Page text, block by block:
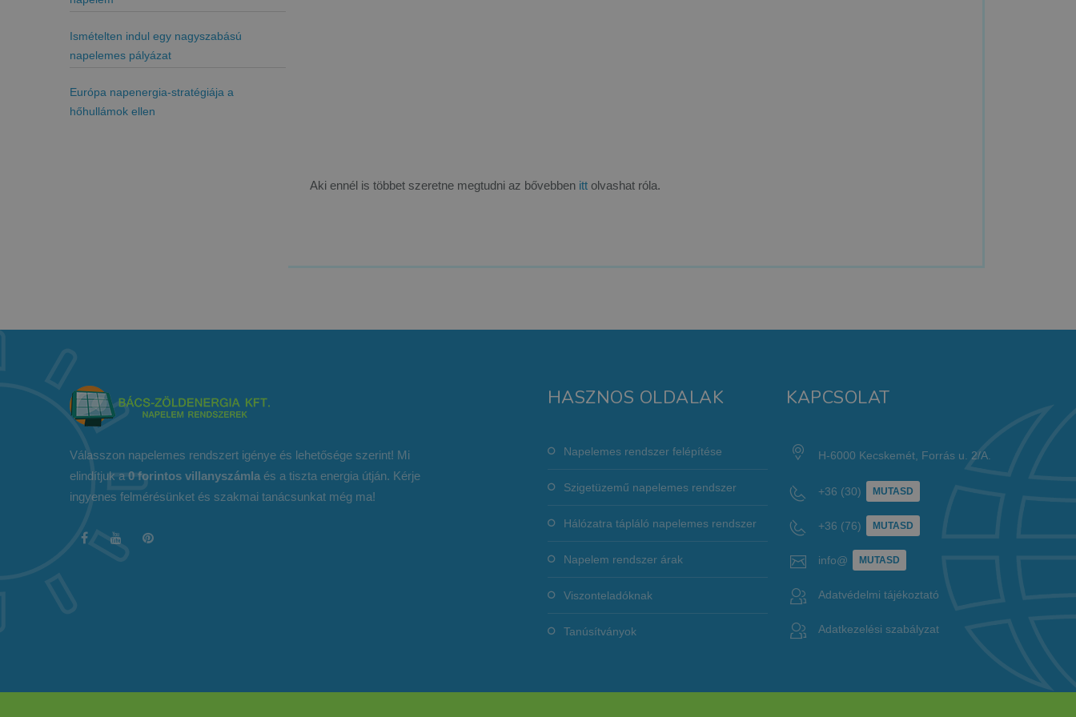
Ismételten indul egy nagyszabású
napelemes pályázat
Európa napenergia-stratégiája a
hőhullámok ellen
Aki ennél is többet szeretne megtudni az bővebben itt olvashat róla.
Válasszon napelemes rendszert igénye és lehetősége szerint! Mi
elindítjuk a 0 forintos villanyszámla és a tiszta energia útján. Kérje
ingyenes felmérésünket és szakmai tanácsunkat még ma!
HASZNOS OLDALAK
Napelemes rendszer felépítése
Szigetüzemű napelemes rendszer
Hálózatra tápláló napelemes rendszer
Napelem rendszer árak
Viszonteladóknak
Tanúsítványok
KAPCSOLAT
H-6000 Kecskemét, Forrás u. 2/A.
+36 (30) MUTASD
+36 (76) MUTASD
info@ MUTASD
Adatvédelmi tájékoztató
Adatkezelési szabályzat